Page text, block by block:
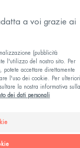
riduce le
un
a voi grazie ai
(pubblicità
l'utilizzo del nostro sito. Per
potete accettare direttamente
l'uso dei cookie. Per
la nostra informativa
dei dati personali